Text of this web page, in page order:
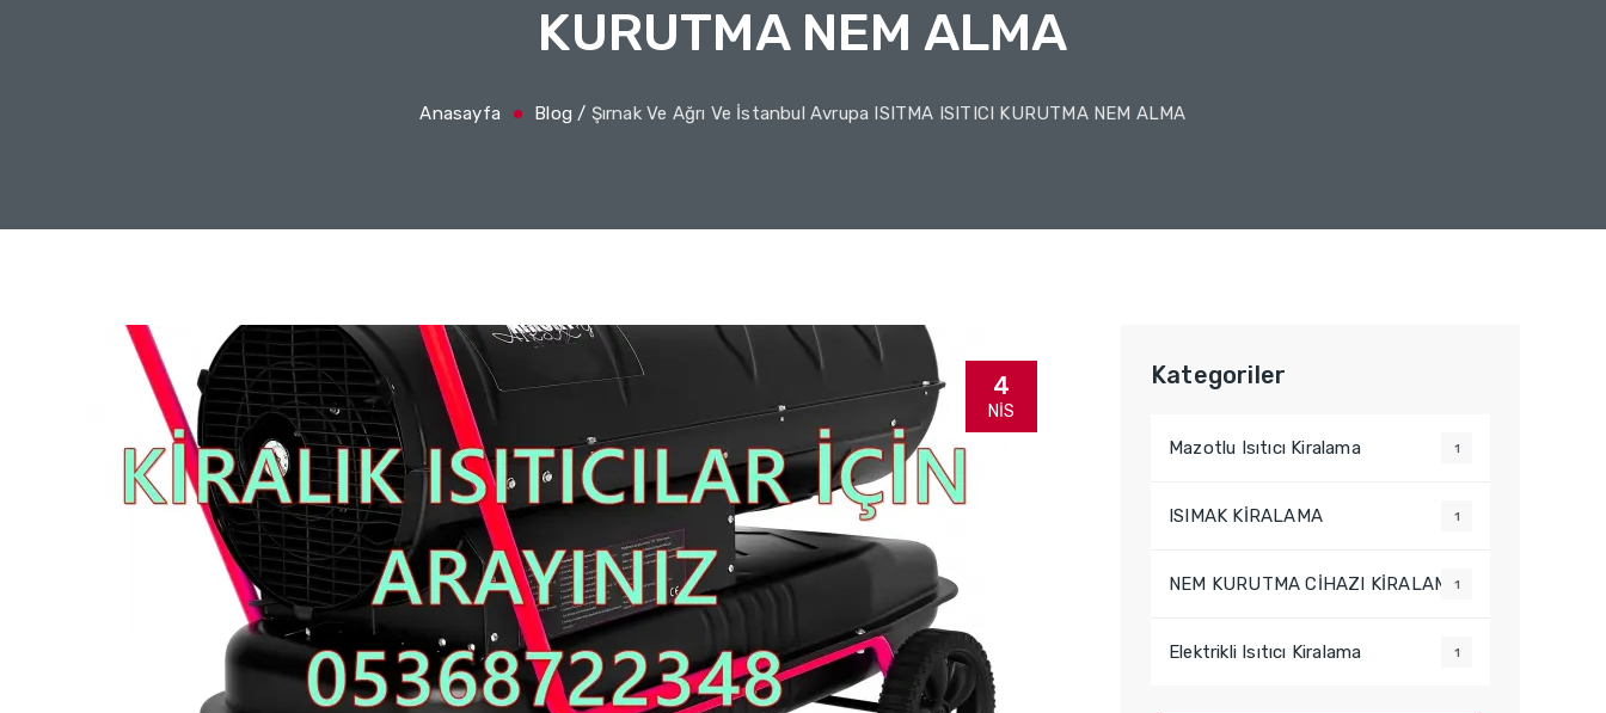
KURUTMA NEM ALMA
Anasayfa Blog / Şırnak Ve Ağrı Ve İstanbul Avrupa ISITMA ISITICI KURUTMA NEM ALMA
4
NIS
Kategoriler
Mazotlu Isıtıcı Kiralama 1
ISIMAK KİRALAMA 1
NEM KURUTMA CİHAZI KİRALAMA1
Elektrikli Isıtıcı Kiralama 1